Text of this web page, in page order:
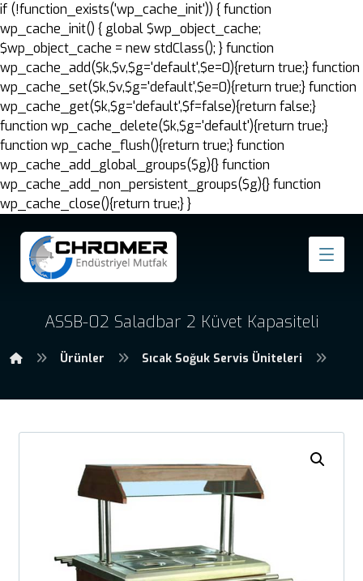
if (!function_exists('wp_cache_init')) { function
wp_cache_init() { global $wp_object_cache;
$wp_object_cache = new stdClass(); } function
wp_cache_add($k,$v,$g='default',$e=0){return true;} function
wp_cache_set($k,$v,$g='default',$e=0){return true;} function
wp_cache_get($k,$g='default',$f=false){return false;}
function wp_cache_delete($k,$g='default'){return true;}
function wp_cache_flush(){return true;} function
wp_cache_add_global_groups($g){} function
wp_cache_add_non_persistent_groups($g){} function
wp_cache_close(){return true;} }
ASSB-02 Saladbar 2 Küvet Kapasiteli
Ürünler Sıcak Soğuk Servis Üniteleri